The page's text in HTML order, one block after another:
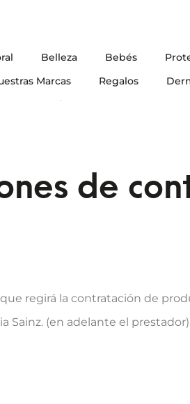
Belleza Bebés
Marcas Regalos
Blog
de
regirá la contratación de
Sainz. (en adelante el